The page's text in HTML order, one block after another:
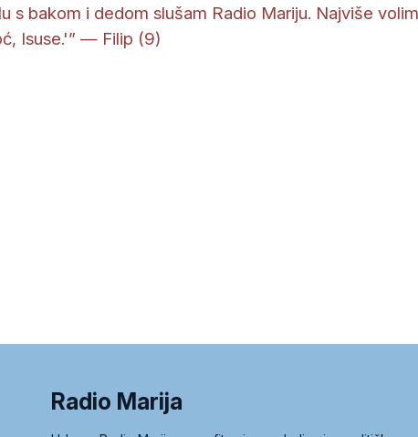
s bakom i dedom slušam Radio Mariju. Najviše
Isuse.'” — Filip (9)
Radio Marija